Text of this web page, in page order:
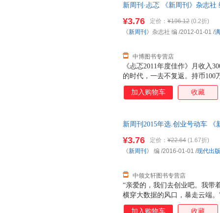
新周刊·忐忑 《新周刊》杂志社
《忐忑2011年度佳作》月收入
的时代，一去不复返。持币100
榜……（《中国有多贵》）日
球调到振动模式、经济调到通
悦父母、两位肇事司机的行为
的痛苦》）2011《新周刊》，
有多贵、我们如何安慰自己、
¥3.76 定价： ¥196.12 (0.2折)
中博图书专营店
《新周刊 》杂志社 编 /2012-01-01 /
加入购物车 收藏
新周刊2015年选.创业号动车
“亲爱的，我们去创业吧。我带
横穿大数据的风口，暴走云端
业的季节，空气里到处都是钱
¥3.76 定价： ¥22.64 (1.67折)
中领文轩图书专营店
《新周刊 》 编 /2016-01-01 /现代出
加入购物车 收藏